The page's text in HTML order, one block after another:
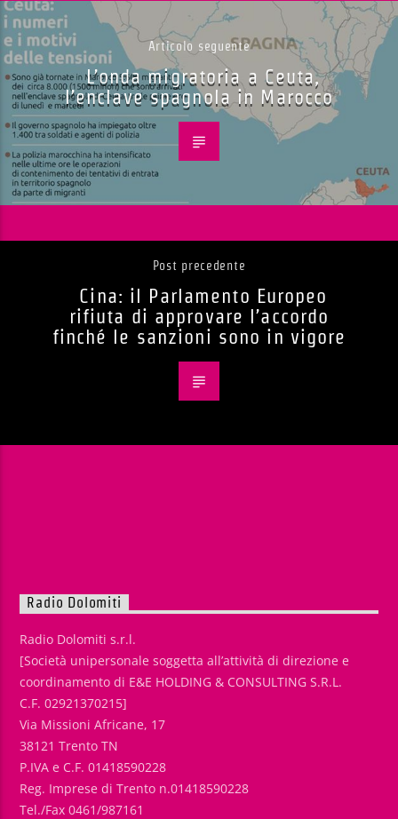
Articolo seguente
L’onda migratoria a Ceuta,
l’enclave spagnola in Marocco
Post precedente
Cina: il Parlamento Europeo
rifiuta di approvare l’accordo
finché le sanzioni sono in vigore
Radio Dolomiti
Radio Dolomiti s.r.l.
[Società unipersonale soggetta all’attività di direzione e
coordinamento di E&E HOLDING & CONSULTING S.R.L.
C.F. 02921370215]
Via Missioni Africane, 17
38121 Trento TN
P.IVA e C.F. 01418590228
Reg. Imprese di Trento n.01418590228
Tel./Fax 0461/987161